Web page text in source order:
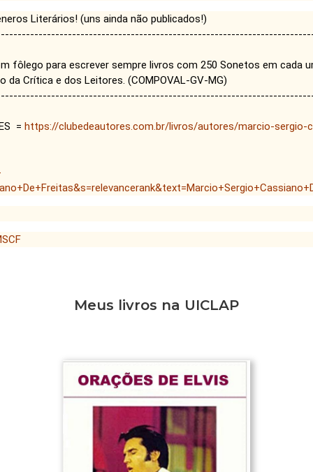
Literários! (uns ainda não publicados!)
fôlego para escrever sempre livros com 250 Sonetos em cada
Crítica e dos Leitores. (COMPOVAL-GV-MG)
= https://clubedeautores.com.br/livros/autores/marcio-sergio-
Meus livros na UICLAP